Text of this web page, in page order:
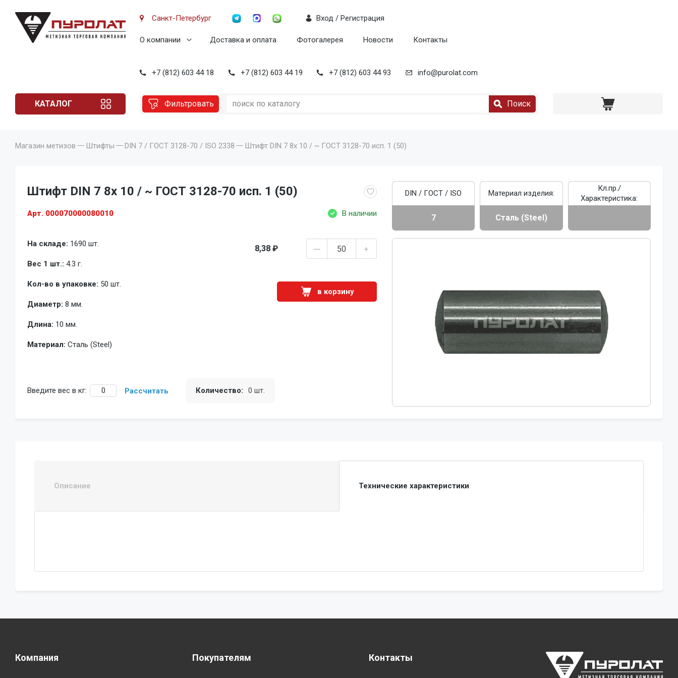
Санкт-Петербург
О компании Доставка и оплата Фотогалерея Новости Контакты
Вход / Регистрация
+7 (812) 603 44 18 +7 (812) 603 44 19 +7 (812) 603 44 93 info@purolat.com
КАТАЛОГ Фильтровать Поиск
Магазин метизов Штифты DIN 7 / ГОСТ 3128-70 / ISO 2338 Штифт DIN 7 8x 10 / ~ ГОСТ 3128-70 исп. 1 (50)
Штифт DIN 7 8x 10 / ~ ГОСТ 3128-70 исп. 1 (50)
Арт. 000070000080010 В наличии
На складе: 1690 шт.
Вес 1 шт.: 4.3 г.
Кол-во в упаковке: 50 шт.
Диаметр: 8 мм.
Длина: 10 мм.
Материал: Сталь (Steel)
8,38 ₽
в корзину
Введите вес в кг: Рассчитать Количество: 0 шт.
DIN / ГОСТ / ISO
7
Материал изделия:
Сталь (Steel)
Кл.пр./
Характеристика:
Описание Технические характеристики
Компания Покупателям Контакты